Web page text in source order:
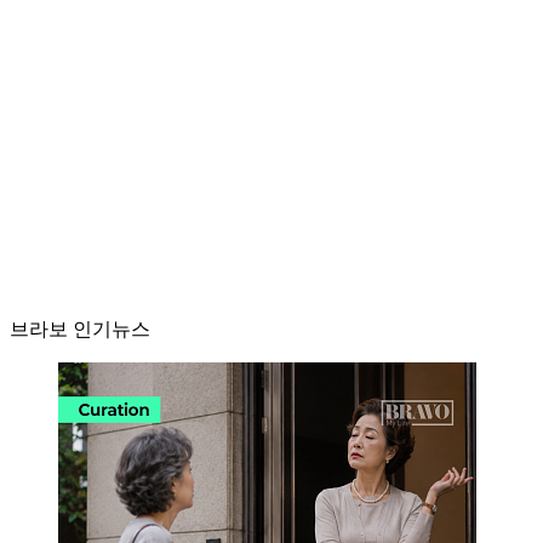
브라보 인기뉴스